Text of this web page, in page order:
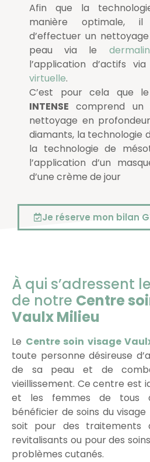
Afin que la
manière optimale,
d’effectuer un
peau via le
l’application d’actifs
virtuelle.
C’est pour cela que le
INTENSE comprend un
nettoyage en
diamants, la technologie
la technologie de
l’application d’un
d’une crème de jour
Je réserve mon bilan
À qui s’adressent
de notre Centre
Vaulx Milieu
Le Centre soin visage
toute personne désireuse
de sa peau et de
vieillissement. Ce centre est
et les femmes de tous
bénéficier de soins du
soit pour des traitements
revitalisants ou pour des
problèmes cutanés.